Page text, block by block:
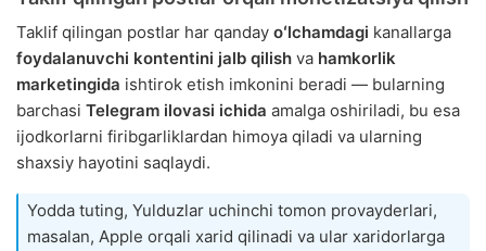
Taklif qilingan postlar har qanday oʻlchamdagi kanallarga
foydalanuvchi kontentini jalb qilish va hamkorlik
marketingida ishtirok etish imkonini beradi — bularning
barchasi Telegram ilovasi ichida amalga oshiriladi, bu esa
ijodkorlarni firibgarliklardan himoya qiladi va ularning
shaxsiy hayotini saqlaydi.
Yodda tuting, Yulduzlar uchinchi tomon provayderlari,
masalan, Apple orqali xarid qilinadi va ular xaridorlarga